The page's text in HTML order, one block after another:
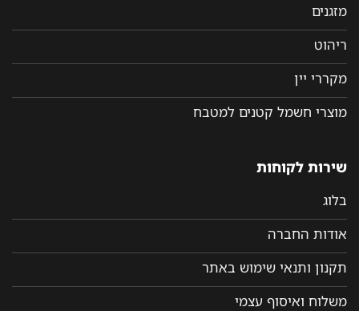
מזגנים
ריהוט
מקררי יין
מוצרי חשמל קטנים למטבח
שירות לקוחות
בלוג
אודות החברה
תקנון ותנאי שימוש באתר
משלוח ואיסוף עצמי